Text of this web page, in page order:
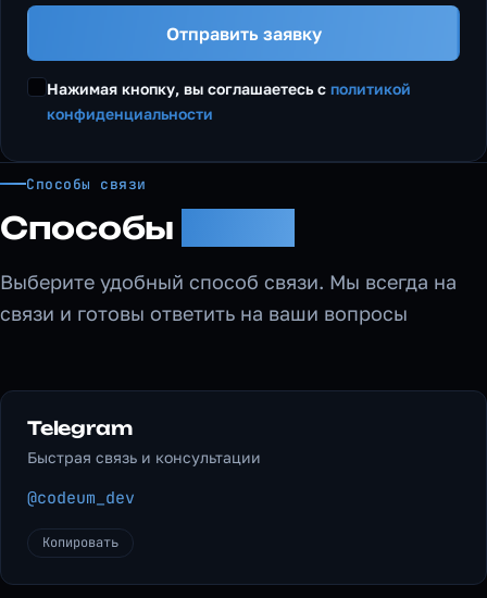
Отправить заявку
Нажимая кнопку, вы соглашаетесь с политикой
конфиденциальности
Способы связи
Способы
Выберите удобный способ связи. Мы всегда на
связи и готовы ответить на ваши вопросы
Telegram
Быстрая связь и консультации
@codeum_dev
Копировать